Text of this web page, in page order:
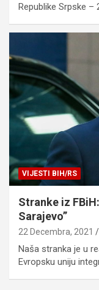
Republike Srpske –
VIJESTI BIH/RS
Stranke iz
Sarajevo”
22 Decembra, 2021
Naša stranka je u
Evropsku uniju